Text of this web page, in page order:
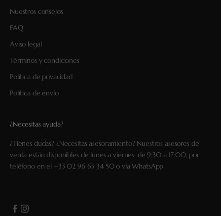
Nuestros consejos
FAQ
Aviso legal
Términos y condiciones
Política de privacidad
Política de envío
¿Necesitas ayuda?
¿Tienes dudas? ¿Necesitas asesoramiento? Nuestros asesores de
venta están disponibles de lunes a viernes, de 9:30 a 17:00, por
teléfono en el +33 02 96 63 34 50o víaWhatsApp